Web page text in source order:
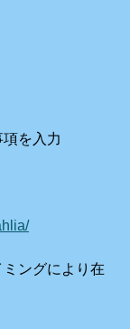
を入力
ングにより在